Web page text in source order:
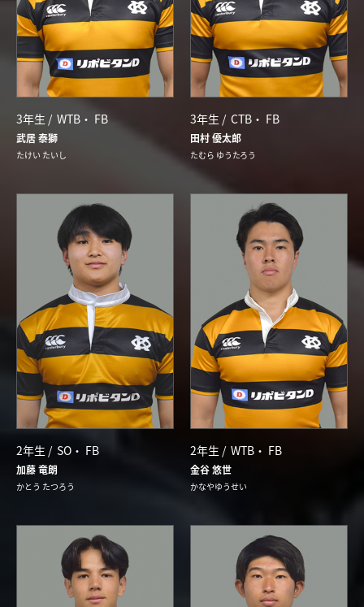
3年生 / WTB FB
武居 泰獅
たけい たいし
3年生 / CTB FB
田村 優太郎
たむら ゆうたろう
2年生 / SO FB
加藤 竜朗
かとう たつろう
2年生 / WTB FB
金谷 悠世
かなやゆうせい